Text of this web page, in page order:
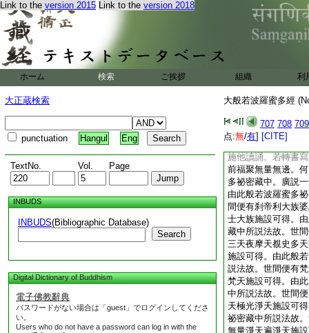
Link to the version 2015 Link to the version 2018
ホーム 検索 ご挨拶 組織 利
大正蔵検索
punctuation Hangul Eng
TextNo. Vol. Page
INBUDS
INBUDS(Bibliographic Database)
Search
Digital Dictionary of Buddhism
電子佛教辭典
パスワードがない場合は「guest」でログインしてくださ
い。
Users who do not have a password can log in with the
大般若波羅蜜多經
707 708 709
点:無/有] [CITE]
故。憍尸迦。若教
令世間佛眼不斷。
薩故。便有預流一
提。由有菩薩摩訶
有佛寶法寶僧寶一
故。憍尸迦。一切
門若婆羅門及阿素
上妙花鬘塗散等香
珍奇伎樂燈明。盡
歎菩薩摩訶薩。憍
子善女人等。書寫
施他讀誦。若轉書
前福聚無量無邊。
多祕密藏中。廣説
由此般若波羅蜜多
間便有刹帝利大族
士大族施設可得。
藏中所説法故。世
三天夜摩天覩史多
施設可得。由此般
説法故。世間便有
梵天施設可得。由
中所説法故。世間
天極光淨天施設可
祕密藏中所説法故
無量淨天遍淨天施